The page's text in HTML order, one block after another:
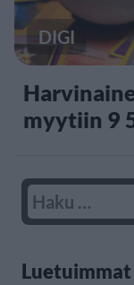
DIGI
myytiin 9
Luetuimmat